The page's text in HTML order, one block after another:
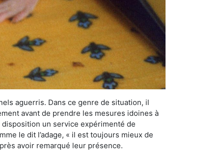
aguerris. Dans ce genre de situation, il
avant de prendre les mesures idoines à
un service expérimenté de
le dit l’adage, « il est toujours mieux de
avoir remarqué leur présence.